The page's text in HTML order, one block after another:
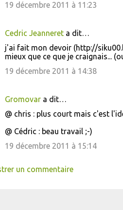
19 décembre 2011 à 11:23
Cedric Jeannereta dit…
j'ai fait mon devoir (http://
mieux que ce que je craignais...
19 décembre 2011 à 14:38
Gromovara dit…
@ chris : plus court mais c'est
@ Cédric : beau travail ;-)
19 décembre 2011 à 15:14
un commentaire